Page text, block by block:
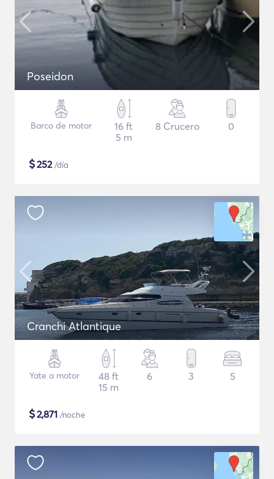
Poseidon
Barco de motor
16 ft
5 m
8 Crucero 0
$252/día
Cranchi Atlantique
Yate a motor
48 ft
15 m
6 3 5
$2,871 /noche